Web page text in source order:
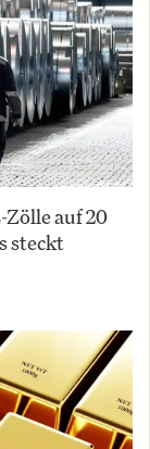
Zölle auf 20
steckt